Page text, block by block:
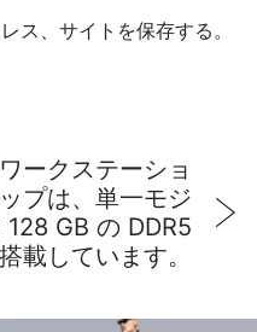
ス、サイトを保存する。
ークステーショ
プは、単一モジ
128 GB の DDR5
載しています。